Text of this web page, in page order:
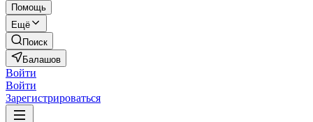
Помощь
Ещё
Поиск
Балашов
Войти
Войти
Зарегистрироваться